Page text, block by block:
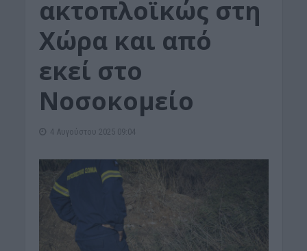
ακτοπλοϊκώς στη
Χώρα και από
εκεί στο
Νοσοκομείο
4 Αυγούστου 2025 09:04